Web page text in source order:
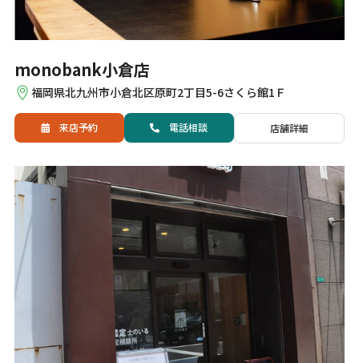
monobank小倉店
福岡県北九州市小倉北区原町2丁目5-6さくら館1Ｆ
来店予約 電話相談 店舗詳細